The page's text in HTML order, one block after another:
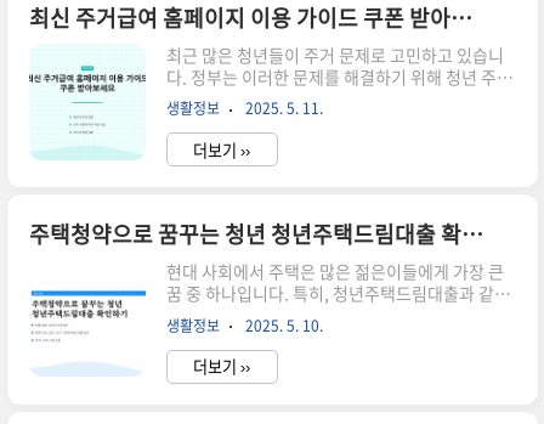
시스템은 실시간 모니터링 기능을 통해 교통 흐름
을 지속적으로 감시합니다. 이를 통해 고속도로에
서 발생할 수 있는 다양한 사고를 조기에 발견하고
신속하게 대응할 수 있습니다. CCTV는 영상 기록
기능도 제공하여, 사고 발생 시 필요한 증거 자료를
확보할 수 있습니다. 이 외에도 자동 차량 인식 및
교통..
최신 주거급여 홈페이지 이용 가이드 쿠폰 받아보세요
최근 많은 청년들이 주거 문제로 고민하고 있습니
다. 정부는 이러한 문제를 해결하기 위해 청년 주거
급여 분리 지급 제도를 도입했습니다. 이 제도를 통
해 많은 청년들이 보다 안정적인 주거환경을 갖출
수 있도록 지원하고 있습니다. 이번 포스트에서는
주거급여를 신청하는 방법과 홈페이지 이용 가이드
방법 경력단절여성 기준 바로가기신상 전세자금대
출 2025년 최신 트렌드와 성공 비결 바로가기한국
장학재단 학자금대출 최신 신청가이드 바로 가입해
보세요 바로가기청년 주거급여란 무엇인가요? 청
년 주거급여는 청년층의 주거 안정을 위한 정부 지
원 프로그램입니다. 이 지원금은 주거비의 일부를
보조하여 청년..
생활정보 2025. 5. 11.
더보기 ››
주택청약으로 꿈꾸는 청년 청년주택드림대출 확인하기
현대 사회에서 주택은 많은 젊은이들에게 가장 큰
꿈 중 하나입니다. 특히, 청년주택드림대출과 같은
정책은 청년들이 집을 소유할 수 있는 길을 열어줍
니다. 이번 블로그 포스트에서는 청년주택드림대
출의 개념, 신청 절차, 그리고 이 대출이 어떻게 청
년들의 주택 구매에 도움을 줄 수 있는지를 자세히
생활정보 2025. 5. 10.
더보기 ››